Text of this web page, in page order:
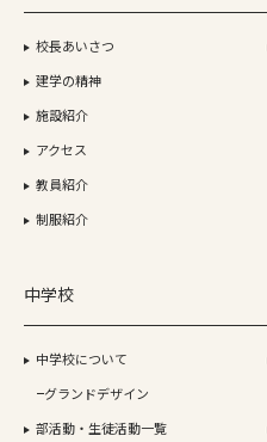
校長あいさつ
建学の精神
施設紹介
アクセス
教員紹介
制服紹介
中学校
中学校について
グランドデザイン
部活動・生徒活動一覧